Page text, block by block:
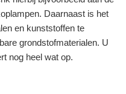
Daarnaast is het
en kunststoffen te
grondstofmaterialen. U
nog heel wat op.